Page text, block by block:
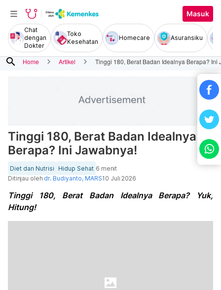
Masuk
Chat
dengan
Dokter
Toko
Kesehatan
Homecare Asuransiku
search Home Artikel Tinggi 180, Berat Badan Idealnya Berapa? Ini
Tinggi 180, Berat Badan Idealnya
Berapa? Ini Jawabnya!
Diet dan Nutrisi Hidup Sehat 6 menit
Ditinjau oleh dr. Budiyanto, MARS10 Juli 2026
Tinggi 180, Berat Badan Idealnya Berapa? Yuk,
Hitung!